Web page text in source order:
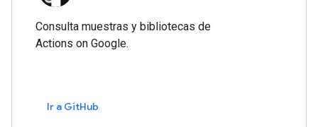
Consulta muestras y bibliotecas de
Actions on Google.
Ir a GitHub